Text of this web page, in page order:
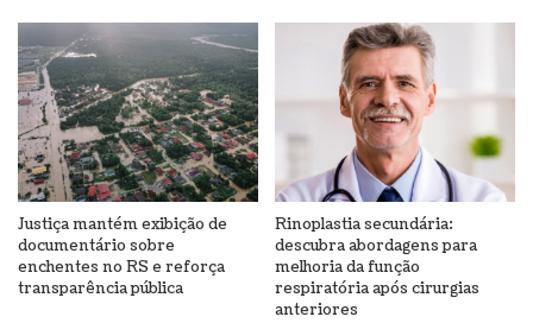
Justiça mantém exibição de
documentário sobre
enchentes no RS e reforça
transparência pública
Rinoplastia secundária:
descubra abordagens para
melhoria da função
respiratória após cirurgias
anteriores